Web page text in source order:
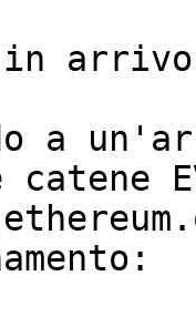
in arrivo
a